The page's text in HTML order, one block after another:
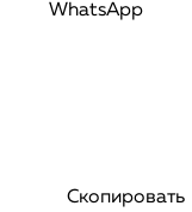
WhatsApp
Скопировать